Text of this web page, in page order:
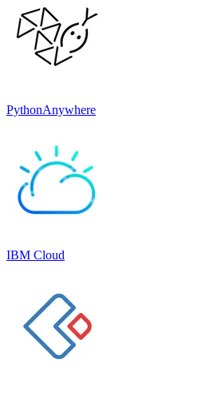
PythonAnywhere
IBM Cloud